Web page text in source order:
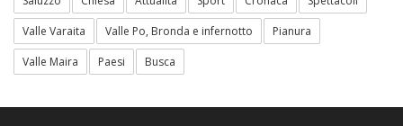
Valle Varaita
Valle Po, Bronda e infernotto
Pianura
Valle Maira
Paesi Busca